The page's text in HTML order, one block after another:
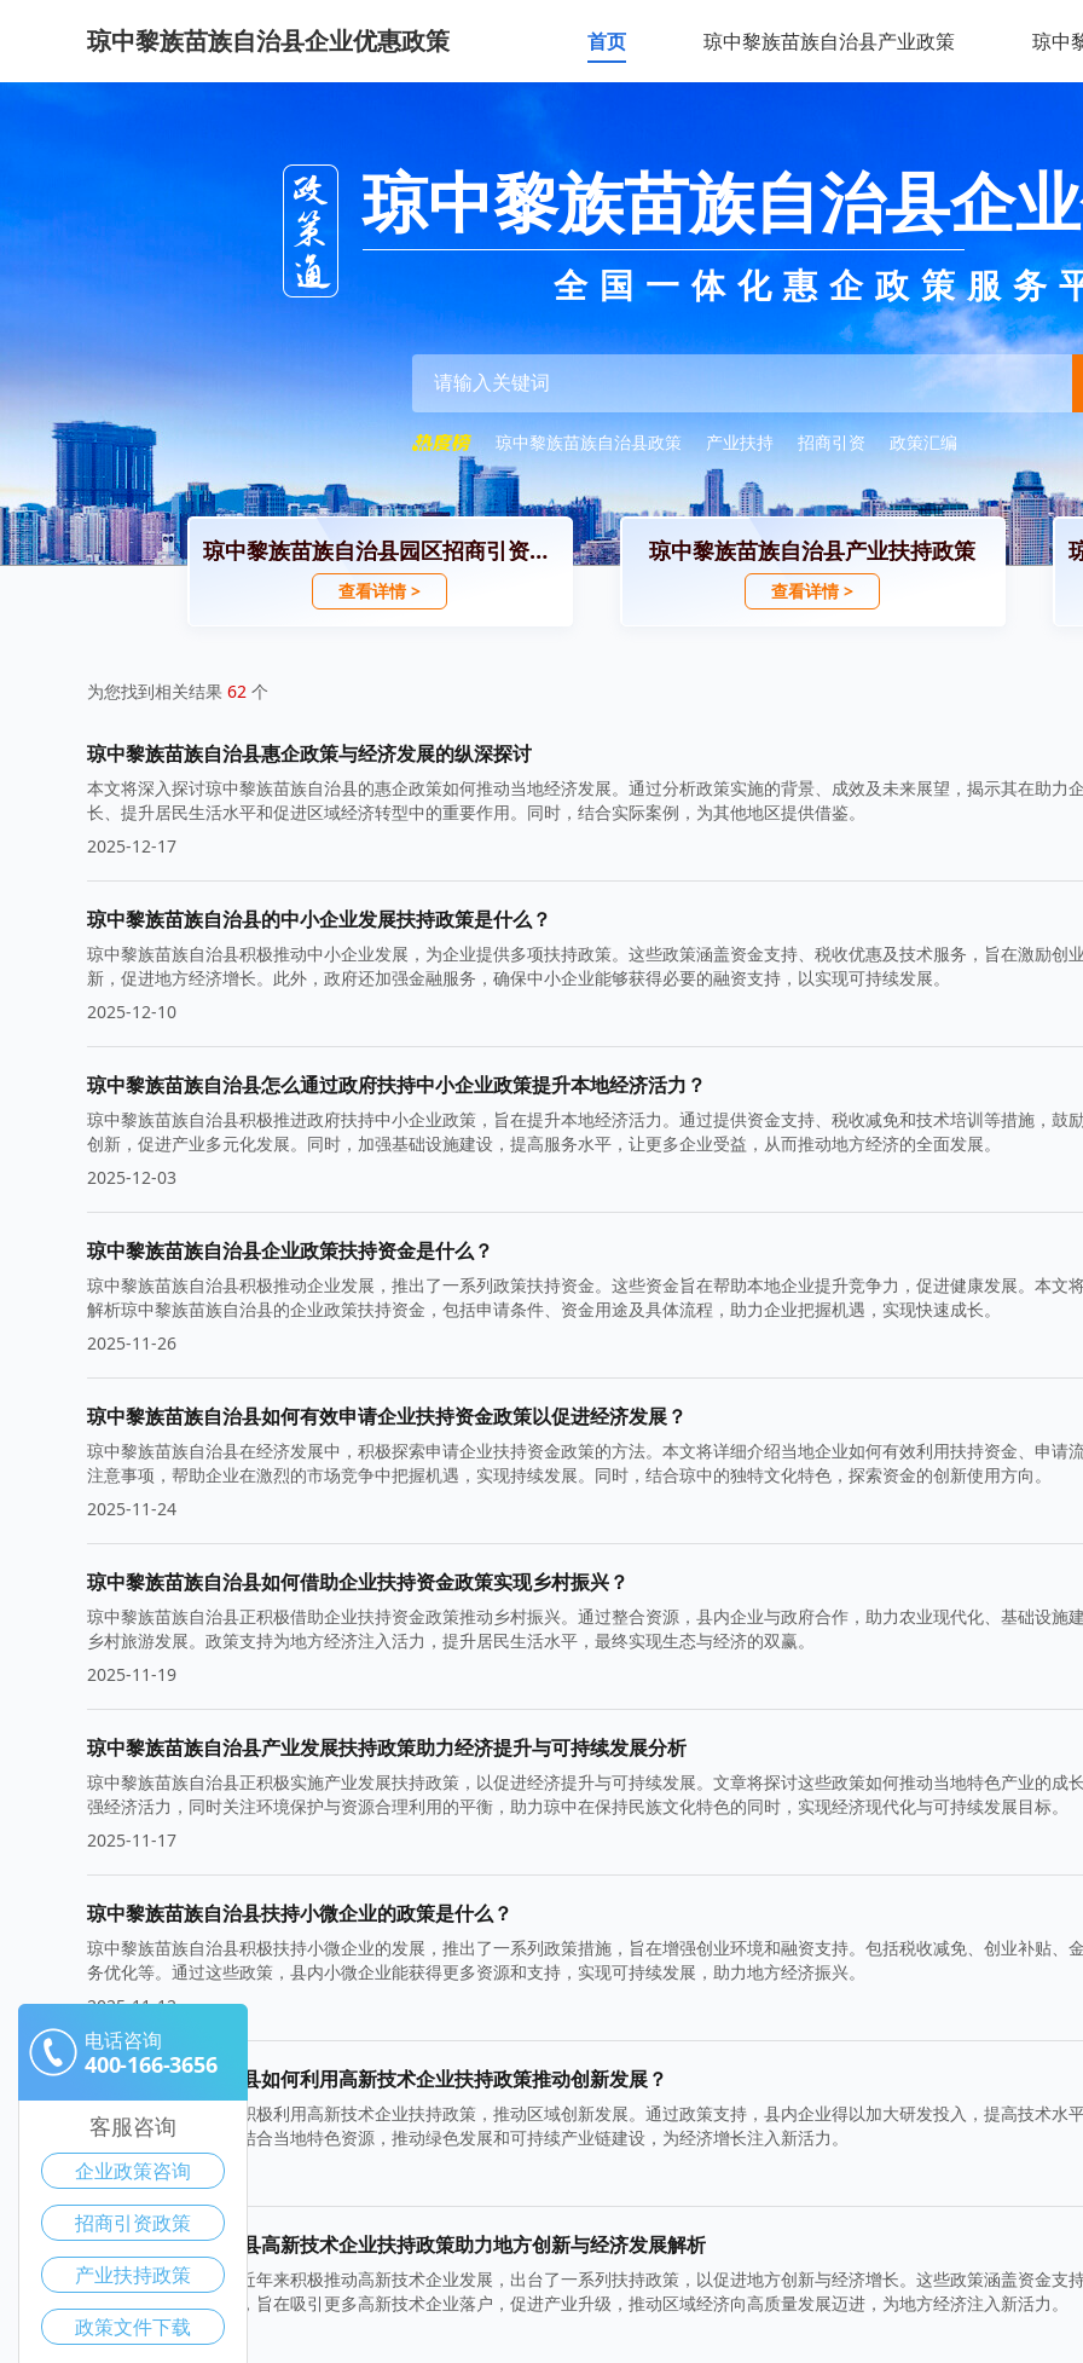
琼中黎族苗族自治县企业优惠政策 首页 琼中黎族苗族自治县产业政策 琼中
琼中黎族苗族自治县企
全国一体化惠企政策服务
琼中黎族苗族自治县政策 产业扶持 招商引资 政策汇编
琼中黎族苗族自治县园区招商引资政策
查看详情 >
琼中黎族苗族自治县产业扶持政策
查看详情 >
为您找到相关结果 62 个
琼中黎族苗族自治县惠企政策与经济发展的纵深探讨
本文将深入探讨琼中黎族苗族自治县的惠企政策如何推动当地经济发展。通过分析政策实施的背景、成效及未来展望，揭示其在助力
长、提升居民生活水平和促进区域经济转型中的重要作用。同时，结合实际案例，为其他地区提供借鉴。
2025-12-17
琼中黎族苗族自治县的中小企业发展扶持政策是什么？
琼中黎族苗族自治县积极推动中小企业发展，为企业提供多项扶持政策。这些政策涵盖资金支持、税收优惠及技术服务，旨在激励创
新，促进地方经济增长。此外，政府还加强金融服务，确保中小企业能够获得必要的融资支持，以实现可持续发展。
2025-12-10
琼中黎族苗族自治县怎么通过政府扶持中小企业政策提升本地经济活力？
琼中黎族苗族自治县积极推进政府扶持中小企业政策，旨在提升本地经济活力。通过提供资金支持、税收减免和技术培训等措施，鼓
创新，促进产业多元化发展。同时，加强基础设施建设，提高服务水平，让更多企业受益，从而推动地方经济的全面发展。
2025-12-03
琼中黎族苗族自治县企业政策扶持资金是什么？
琼中黎族苗族自治县积极推动企业发展，推出了一系列政策扶持资金。这些资金旨在帮助本地企业提升竞争力，促进健康发展。本文
解析琼中黎族苗族自治县的企业政策扶持资金，包括申请条件、资金用途及具体流程，助力企业把握机遇，实现快速成长。
2025-11-26
琼中黎族苗族自治县如何有效申请企业扶持资金政策以促进经济发展？
琼中黎族苗族自治县在经济发展中，积极探索申请企业扶持资金政策的方法。本文将详细介绍当地企业如何有效利用扶持资金、申请
注意事项，帮助企业在激烈的市场竞争中把握机遇，实现持续发展。同时，结合琼中的独特文化特色，探索资金的创新使用方向。
2025-11-24
琼中黎族苗族自治县如何借助企业扶持资金政策实现乡村振兴？
琼中黎族苗族自治县正积极借助企业扶持资金政策推动乡村振兴。通过整合资源，县内企业与政府合作，助力农业现代化、基础设施
乡村旅游发展。政策支持为地方经济注入活力，提升居民生活水平，最终实现生态与经济的双赢。
2025-11-19
琼中黎族苗族自治县产业发展扶持政策助力经济提升与可持续发展分析
琼中黎族苗族自治县正积极实施产业发展扶持政策，以促进经济提升与可持续发展。文章将探讨这些政策如何推动当地特色产业的成
强经济活力，同时关注环境保护与资源合理利用的平衡，助力琼中在保持民族文化特色的同时，实现经济现代化与可持续发展目标。
2025-11-17
琼中黎族苗族自治县扶持小微企业的政策是什么？
琼中黎族苗族自治县积极扶持小微企业的发展，推出了一系列政策措施，旨在增强创业环境和融资支持。包括税收减免、创业补贴、
务优化等。通过这些政策，县内小微企业能获得更多资源和支持，实现可持续发展，助力地方经济振兴。
2025-11-12
琼中黎族苗族自治县如何利用高新技术企业扶持政策推动创新发展？
琼中黎族苗族自治县积极利用高新技术企业扶持政策，推动区域创新发展。通过政策支持，县内企业得以加大研发投入，提高技术水
进产业升级。同时，结合当地特色资源，推动绿色发展和可持续产业链建设，为经济增长注入新活力。
2025-11-10
琼中黎族苗族自治县高新技术企业扶持政策助力地方创新与经济发展解析
琼中黎族苗族自治县近年来积极推动高新技术企业发展，出台了一系列扶持政策，以促进地方创新与经济增长。这些政策涵盖资金支
收减免和技术服务等，旨在吸引更多高新技术企业落户，促进产业升级，推动区域经济向高质量发展迈进，为地方经济注入新活力。
2025-11-05
电话咨询
400-166-3656
客服咨询
企业政策咨询
招商引资政策
产业扶持政策
政策文件下载